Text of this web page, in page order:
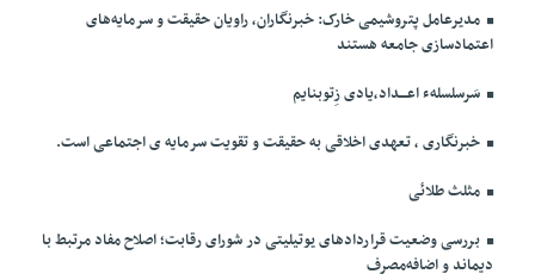
مدیرعامل پتروشیمی خارک: خبرنگاران، راویان حقیقت و سرمایه‌های
اعتمادسازی جامعه هستند
سَرسلسلهء اعـــداد،یادی زِتوبنایم
خبرنگاری ، تعهدی اخلاقی به حقیقت و تقویت سرمایه ی اجتماعی است.
مثلث طلائی
بررسی وضعیت قراردادهای یوتیلیتی در شورای رقابت؛ اصلاح مفاد مرتبط با
دیماند و اضافه‌مصرف